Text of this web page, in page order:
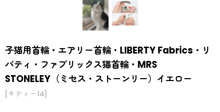
子猫用首輪・エアリー首輪・LIBERTY Fabrics・リ
バティ・ファブリックス猫首輪・MRS
STONELEY（ミセス・ストーンリー）イエロー
[キティー14]